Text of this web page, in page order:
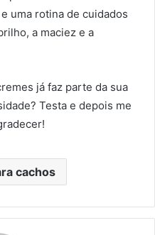
uma rotina de cuidados
a maciez e a
já faz parte da sua
Testa e depois me
cachos